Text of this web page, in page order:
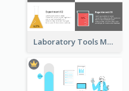
Laboratory Tools Measurement And Comparison